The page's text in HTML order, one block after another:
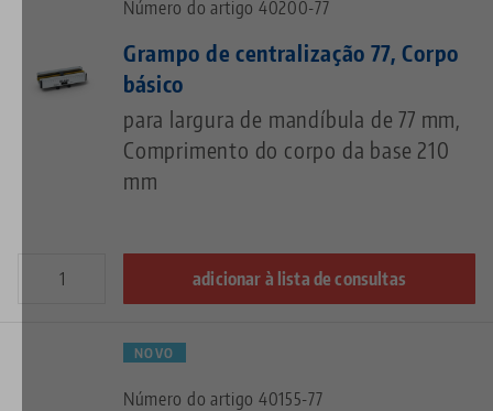
Número do artigo 40200-77
Grampo de centralização 77, Corpo
básico
para largura de mandíbula de 77 mm,
Comprimento do corpo da base 210
mm
adicionar à lista de consultas
NOVO
Número do artigo 40155-77